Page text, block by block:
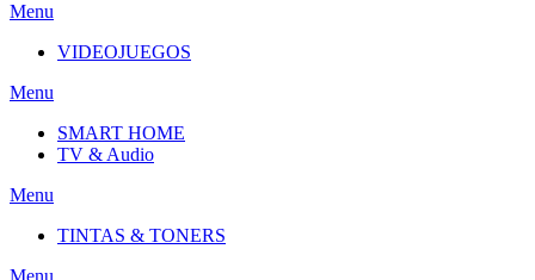
Menu
VIDEOJUEGOS
Menu
SMART HOME
TV & Audio
Menu
TINTAS & TONERS